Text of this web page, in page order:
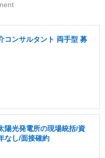
コンサルタント 両手型 募
陽光発電所の現場統括/資
なし/面接確約